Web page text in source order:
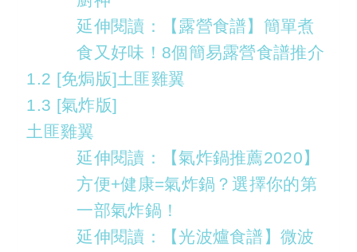
延伸閱讀：【露營食譜】簡單煮
食又好味！8個簡易露營食譜推介
1.2 [免焗版]土匪雞翼
1.3 [氣炸版]
土匪雞翼
延伸閱讀：【氣炸鍋推薦2020】
方便+健康=氣炸鍋？選擇你的第
一部氣炸鍋！
延伸閱讀：【光波爐食譜】微波